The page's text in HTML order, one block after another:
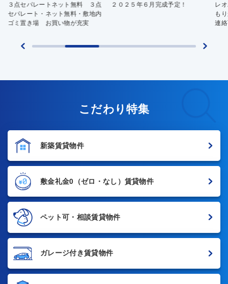
３点セパレートネット無料 ３点
セパレート・ネット無料・敷地内
ゴミ置き場 お買い物が充実
２０２５年６月完成予定！
レ
も
連
こだわり特集
新築賃貸物件
敷金礼金0 （ゼロ・なし）賃貸物件
ペット可・相談賃貸物件
ガレージ付き賃貸物件